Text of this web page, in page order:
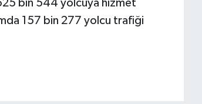
bin 544 yolcuya hizmet
157 bin 277 yolcu trafiği